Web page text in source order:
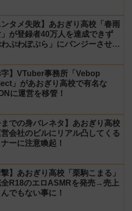
ンタメ失敗】あおぎり高校「春雨
」が登録者40万人を達成できず
わぷわぽぷら」にバンジーさせる
】
字】VTuber事務所「Vebop
」があおぎり高校で有名な
に運営を移管！
までの身バレネタ】あおぎり高校
会社のビルにリアル凸してくる
ナーに注意喚起！
撃】あおぎり高校「栗駒こまる」
全R18のエロASMRを発売→売上
でもない事に！